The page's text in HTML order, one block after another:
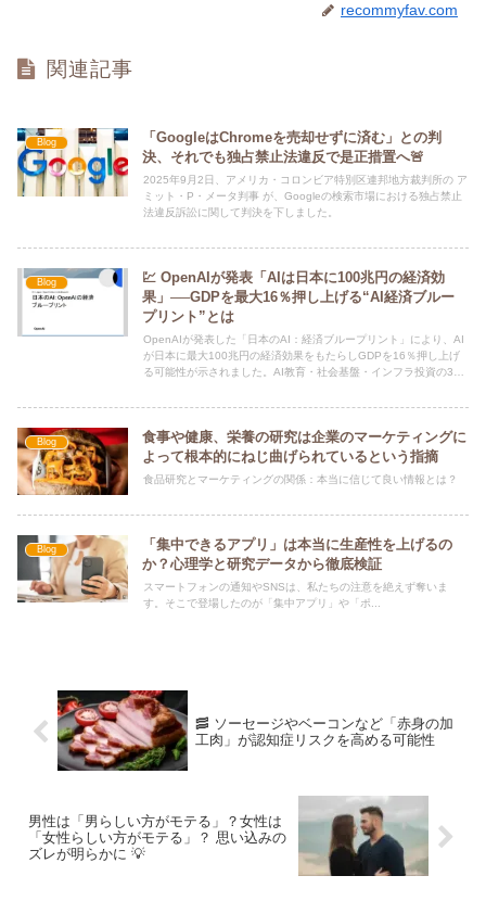
recommyfav.com
関連記事
Blog
「GoogleはChromeを売却せずに済む」との判
決、それでも独占禁止法違反で是正措置へ🚨
2025年9月2日、アメリカ・コロンビア特別区連邦地方裁判所の ア
ミット・P・メータ判事 が、Googleの検索市場における独占禁止
法違反訴訟に関して判決を下しました。
Blog
💹 OpenAIが発表「AIは日本に100兆円の経済効
果」──GDPを最大16％押し上げる“AI経済ブルー
プリント”とは
OpenAIが発表した「日本のAI：経済ブループリント」により、AI
が日本に最大100兆円の経済効果をもたらしGDPを16％押し上げ
る可能性が示されました。AI教育・社会基盤・インフラ投資の3本
Blog
食事や健康、栄養の研究は企業のマーケティングに
よって根本的にねじ曲げられているという指摘
食品研究とマーケティングの関係：本当に信じて良い情報とは？
Blog
「集中できるアプリ」は本当に生産性を上げるの
か？心理学と研究データから徹底検証
スマートフォンの通知やSNSは、私たちの注意を絶えず奪いま
す。そこで登場したのが「集中アプリ」や「ポ...
🥓 ソーセージやベーコンなど「赤身の加
工肉」が認知症リスクを高める可能性
男性は「男らしい方がモテる」？女性は
「女性らしい方がモテる」？ 思い込みの
ズレが明らかに 💡